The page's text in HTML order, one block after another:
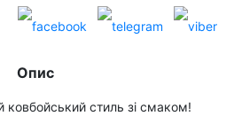
Опис
стиль зі смаком!